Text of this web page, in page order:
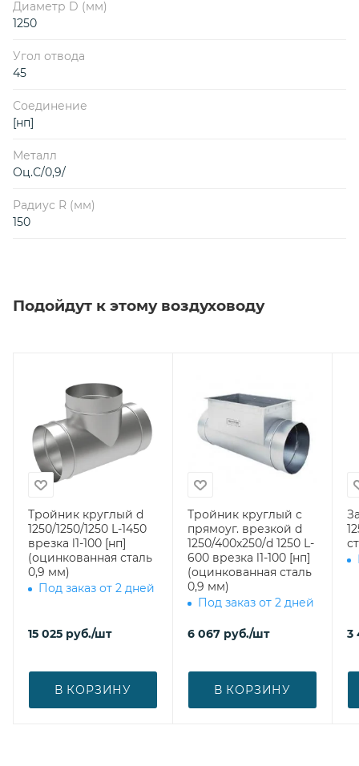
Диаметр D (мм)
1250
Угол отвода
45
Соединение
[нп]
Металл
Оц.С/0,9/
Радиус R (мм)
150
Подойдут к этому воздуховоду
Тройник круглый d
1250/1250/1250 L-1450
врезка l1-100 [нп]
(оцинкованная сталь
0,9 мм)
Под заказ от 2 дней
15 025 руб./шт
В КОРЗИНУ
Тройник круглый с
прямоуг. врезкой d
1250/400х250/d 1250 L-
600 врезка l1-100 [нп]
(оцинкованная сталь
0,9 мм)
Под заказ от 2 дней
6 067 руб./шт
В КОРЗИНУ
1250
3